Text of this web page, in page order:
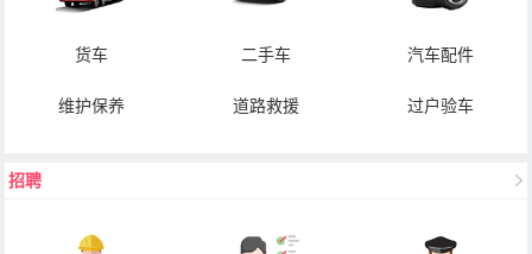
货车 二手车 汽车配件
维护保养 道路救援 过户验车
招聘